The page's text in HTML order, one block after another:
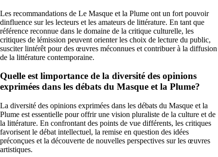
Les recommandations de Le Masque et la Plume ont un fort pouvoir
dinfluence sur les lecteurs et les amateurs de littérature. En tant que
référence reconnue dans le domaine de la critique culturelle, les
critiques de lémission peuvent orienter les choix de lecture du public,
susciter lintérêt pour des œuvres méconnues et contribuer à la diffusion
de la littérature contemporaine.
Quelle est limportance de la diversité des opinions
exprimées dans les débats du Masque et la Plume?
La diversité des opinions exprimées dans les débats du Masque et la
Plume est essentielle pour offrir une vision pluraliste de la culture et de
la littérature. En confrontant des points de vue différents, les critiques
favorisent le débat intellectuel, la remise en question des idées
préconçues et la découverte de nouvelles perspectives sur les œuvres
artistiques.